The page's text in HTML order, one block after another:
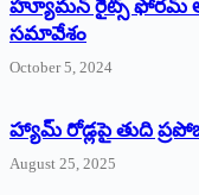
హ్యూమన్‌ రైట్స్‌ ఫోరమ్‌
సమావేశం
October 5, 2024
హ్యామ్‌ రోడ్లపై తుది
August 25, 2025